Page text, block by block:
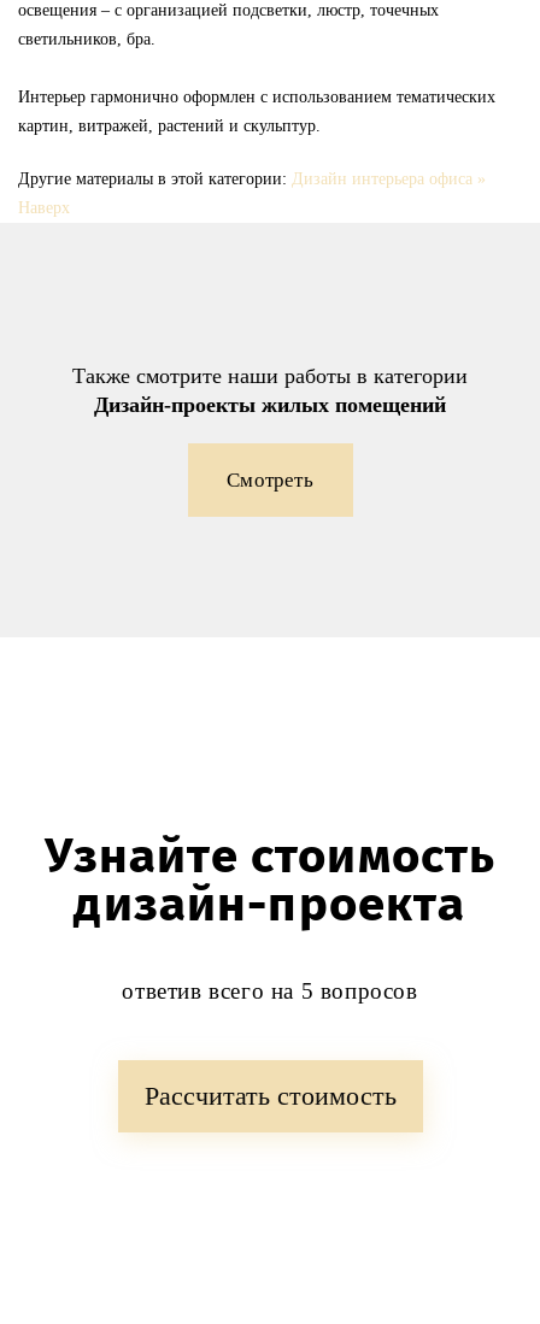
освещения – с организацией подсветки, люстр, точечных
светильников, бра.
Интерьер гармонично оформлен с использованием тематических
картин, витражей, растений и скульптур.
Другие материалы в этой категории: Дизайн интерьера офиса »
Наверх
Также смотрите наши работы в категории
Дизайн-проекты жилых помещений
Смотреть
Узнайте стоимость
дизайн-проекта
ответив всего на 5 вопросов
Рассчитать стоимость